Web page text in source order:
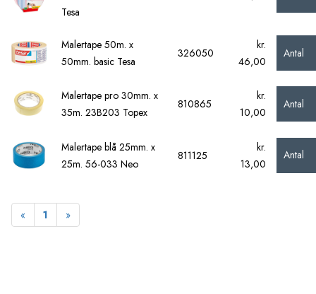
Tesa
Malertape 50m. x
50mm. basic Tesa
326050
kr.
46,00
Antal
Malertape pro 30mm. x
35m. 23B203 Topex
810865
kr.
10,00
Antal
Malertape blå 25mm. x
25m. 56-033 Neo
811125
kr.
13,00
Antal
« Forrige
1 »Næste